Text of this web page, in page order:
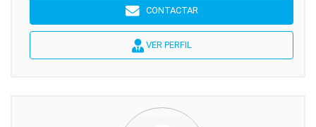
CONTACTAR
VER PERFIL